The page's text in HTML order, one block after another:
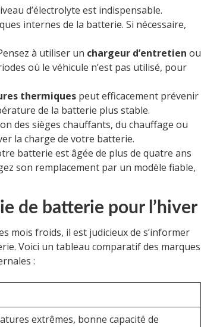
d’électrolyte est indispensable.
internes de la batterie. Si nécessaire,
à utiliser un chargeur d’entretien ou
où le véhicule n’est pas utilisé, pour
thermiques peut efficacement prévenir
de la batterie plus stable.
des sièges chauffants, du chauffage ou
la charge de votre batterie.
batterie est âgée de plus de quatre ans
son remplacement par un modèle fiable,
de batterie pour l’hiver
mois froids, il est judicieux de s’informer
Voici un tableau comparatif des marques
:
extrêmes, bonne capacité de